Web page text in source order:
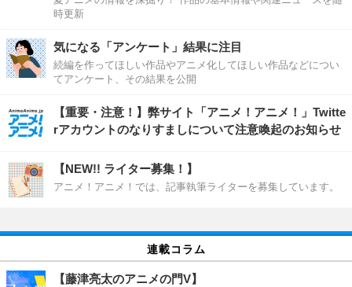
時更新
気になる「アンケート」結果に注目
続編を作ってほしい作品やアニメ化してほしい作品などについ
てアンケート、その結果を公開
【重要・注意！】弊サイト「アニメ！アニメ！」Twitte
rアカウントのなりすましについて注意喚起のお知らせ
【NEW!! ライター募集！】
アニメ！アニメ！では、記事執筆ライターを募集しています。
連載コラム
【藤津亮太のアニメの門V】